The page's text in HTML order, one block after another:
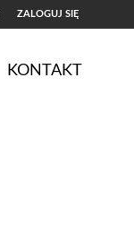
ZALOGUJ SIĘ
KONTAKT